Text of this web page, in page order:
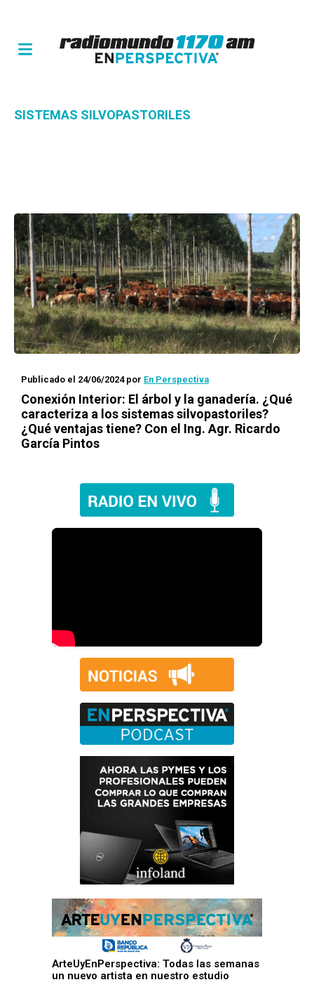
SISTEMAS SILVOPASTORILES
Publicado el 24/06/2024por En Perspectiva
Conexión Interior: El árbol y la ganadería. ¿Qué
caracteriza a los sistemas silvopastoriles?
¿Qué ventajas tiene? Con el Ing. Agr. Ricardo
García Pintos
ArteUyEnPerspectiva: Todas las semanas
un nuevo artista en nuestro estudio